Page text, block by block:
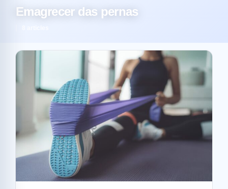
Emagrecer das pernas